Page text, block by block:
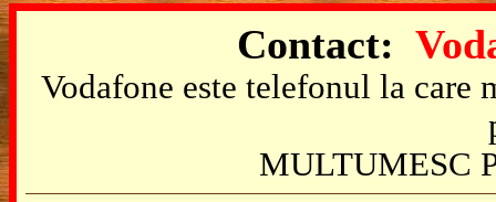
Contact:
Vodafone este telefonul la
MULTUMESC